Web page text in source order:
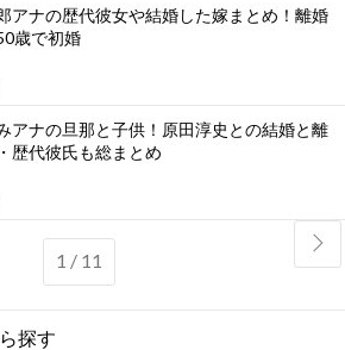
アナの歴代彼女や結婚した嫁まとめ！離婚
歳で初婚
アナの旦那と子供！原田淳史との結婚と離
歴代彼氏も総まとめ
1 / 11
探す